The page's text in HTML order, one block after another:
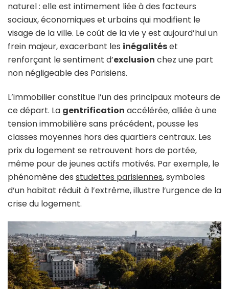
naturel : elle est intimement liée à des facteurs
sociaux, économiques et urbains qui modifient le
visage de la ville. Le coût de la vie y est aujourd’hui un
frein majeur, exacerbant les inégalitéset
renforçant le sentiment d’exclusion chez une part
non négligeable des Parisiens.
L’immobilier constitue l’un des principaux moteurs de
ce départ. La gentrification accélérée, alliée à une
tension immobilière sans précédent, pousse les
classes moyennes hors des quartiers centraux. Les
prix du logement se retrouvent hors de portée,
même pour de jeunes actifs motivés. Par exemple, le
phénomène des studettes parisiennes, symboles
d’un habitat réduit à l’extrême, illustre l’urgence de la
crise du logement.